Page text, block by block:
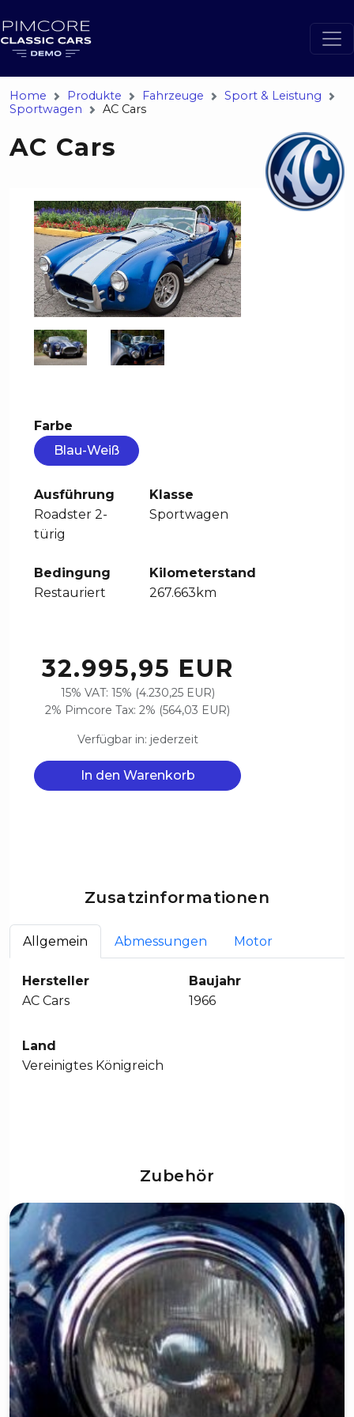
Home Produkte Fahrzeuge
Sport & Leistung
Sportwagen
AC Cars
AC Cars
Farbe
Blau-Weiß
Ausführung
Roadster 2-
türig
Klasse
Sportwagen
Bedingung
Restauriert
Kilometerstand
267.663km
32.995,95 EUR
15% VAT: 15% (4.230,25 EUR)
2% Pimcore Tax: 2% (564,03 EUR)
Verfügbar in: jederzeit
In den Warenkorb
Zusatzinformationen
Allgemein Abmessungen Motor
Hersteller
AC Cars
Baujahr
1966
Land
Vereinigtes Königreich
Zubehör